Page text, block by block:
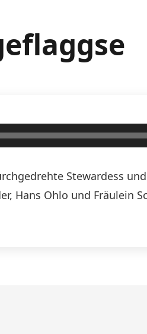
Stewardess
Hans Ohlo und Fräulein